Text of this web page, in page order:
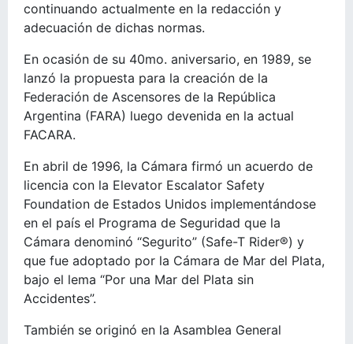
continuando actualmente en la redacción y
adecuación de dichas normas.
En ocasión de su 40mo. aniversario, en 1989, se
lanzó la propuesta para la creación de la
Federación de Ascensores de la República
Argentina (FARA) luego devenida en la actual
FACARA.
En abril de 1996, la Cámara firmó un acuerdo de
licencia con la Elevator Escalator Safety
Foundation de Estados Unidos implementándose
en el país el Programa de Seguridad que la
Cámara denominó “Segurito” (Safe-T Rider®) y
que fue adoptado por la Cámara de Mar del Plata,
bajo el lema “Por una Mar del Plata sin
Accidentes”.
También se originó en la Asamblea General